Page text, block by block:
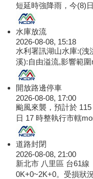
短延時強降雨，今(8)
水庫放流
2026-08-08, 15:18
水利署訊湖山水庫:(洩
溪):自由溢流,影響範圍
開放路邊停車
2026-08-08, 17:00
颱風來襲，預計於
日 17 時整執行市轄
道路封閉
2026-08-08, 21:00
新北市 八里區 台61線
0K+0~2K+0。受損狀